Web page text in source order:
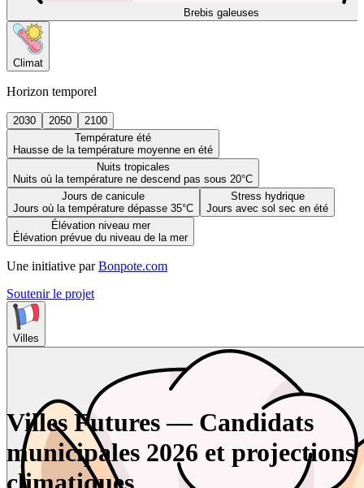
Brebis galeuses
Climat
Horizon temporel
2030 2050
2100
Température été
Hausse de la température moyenne en été
Nuits tropicales
Nuits où la température ne descend pas sous 20°C
Jours de canicule
Jours où la température dépasse 35°C
Stress hydrique
Jours avec sol sec en été
Élévation niveau mer
Élévation prévue du niveau de la mer
Une initiative par Bonpote.com
Soutenir le projet
Villes
Villes Futures — Candidats
municipales 2026 et projections